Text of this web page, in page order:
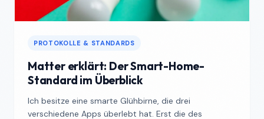
PROTOKOLLE & STANDARDS
Matter erklärt: Der Smart-Home-
Standard im Überblick
Ich besitze eine smarte Glühbirne, die drei
verschiedene Apps überlebt hat. Erst die des